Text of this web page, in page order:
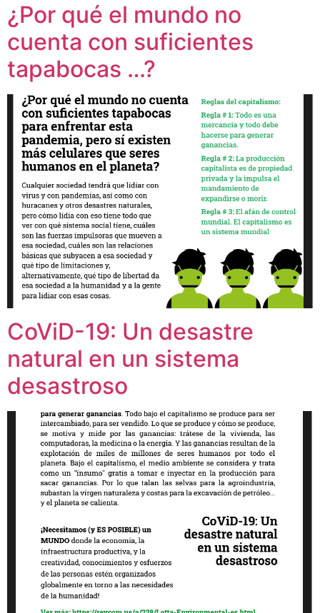
¿Por qué el mundo no
cuenta con suficientes
tapabocas …?
CoViD-19: Un desastre
natural en un sistema
desastroso